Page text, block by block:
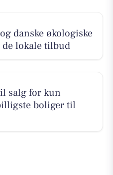
danske økologiske
lokale tilbud
salg for kun
boliger til